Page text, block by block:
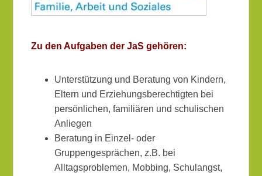
Zu den Aufgaben der JaS gehören:
Unterstützung und Beratung von Kindern,
Eltern und Erziehungsberechtigten bei
persönlichen, familiären und schulischen
Anliegen
Beratung in Einzel- oder
Gruppengesprächen, z.B. bei
Alltagsproblemen, Mobbing, Schulangst,